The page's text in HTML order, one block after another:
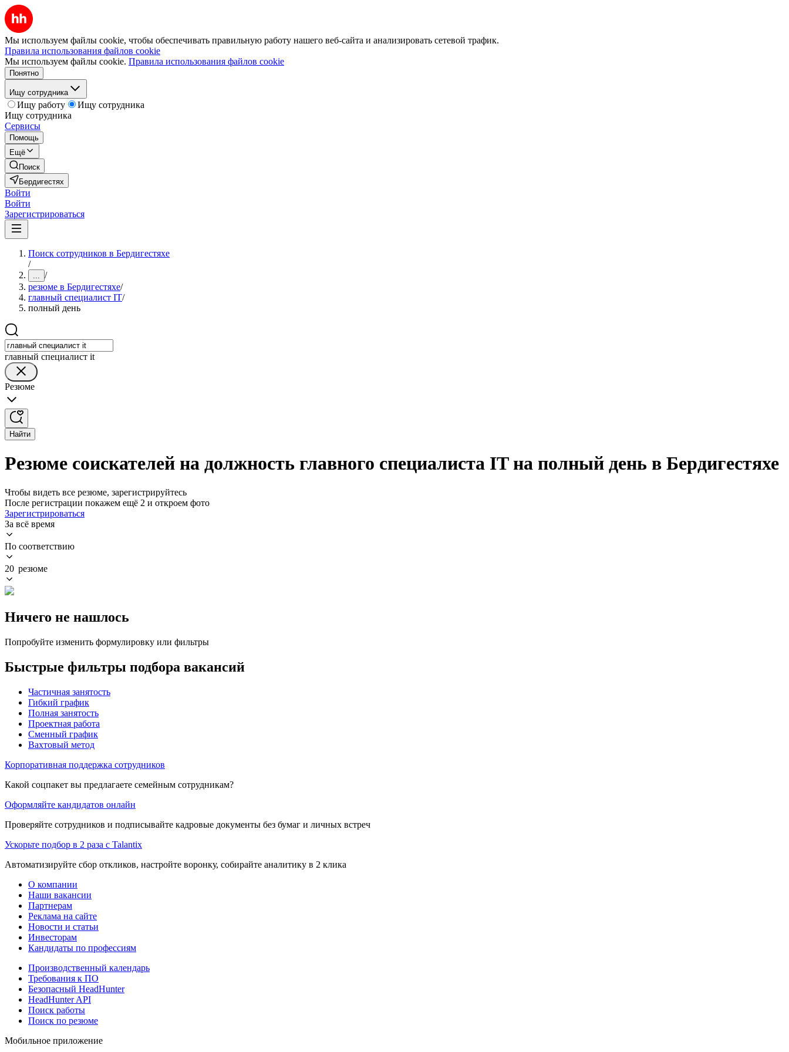
Мы используем файлы cookie, чтобы обеспечивать правильную работу нашего веб-сайта и анализировать сетевой трафик.
Правила использования файлов cookie
Мы используем файлы cookie. Правила использования файлов cookie
Понятно
Ищу сотрудника
Ищу работу
Ищу сотрудника
Ищу сотрудника
Сервисы
Помощь
Ещё
Поиск
Бердигестях
Войти
Войти
Зарегистрироваться
Поиск сотрудников в Бердигестяхе
/
... /
резюме в Бердигестяхе/
главный специалист IT/
полный день
главный специалист it
Резюме
Найти
Резюме соискателей на должность главного специалиста IT на полный день в Бердигестяхе
Чтобы видеть все резюме, зарегистрируйтесь
После регистрации покажем ещё 2 и откроем фото
Зарегистрироваться
За всё время
По соответствию
20 резюме
Ничего не нашлось
Попробуйте изменить формулировку или фильтры
Быстрые фильтры подбора вакансий
Частичная занятость
Гибкий график
Полная занятость
Проектная работа
Сменный график
Вахтовый метод
Корпоративная поддержка сотрудников
Какой соцпакет вы предлагаете семейным сотрудникам?
Оформляйте кандидатов онлайн
Проверяйте сотрудников и подписывайте кадровые документы без бумаг и личных встреч
Ускорьте подбор в 2 раза с Talantix
Автоматизируйте сбор откликов, настройте воронку, собирайте аналитику в 2 клика
О компании
Наши вакансии
Партнерам
Реклама на сайте
Новости и статьи
Инвесторам
Кандидаты по профессиям
Производственный календарь
Требования к ПО
Безопасный HeadHunter
HeadHunter API
Поиск работы
Поиск по резюме
Мобильное приложение